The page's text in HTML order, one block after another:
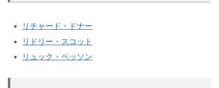
リチャード・ドナー
リドリー・スコット
リュック・ベッソン